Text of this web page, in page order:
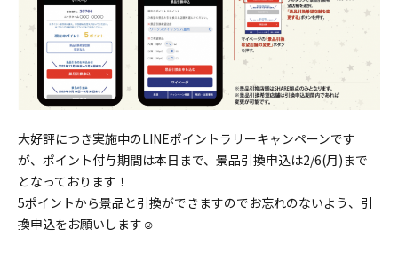
大好評につき実施中のLINEポイントラリーキャンペーンです
が、ポイント付与期間は本日まで、景品引換申込は2/6(月)まで
となっております！
5ポイントから景品と引換ができますのでお忘れのないよう、引
換申込をお願いします☺